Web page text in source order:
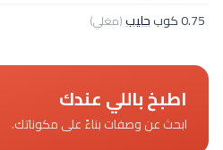
0.75 كوب
حليب(مغلي)
اطبخ باللي عندك
ابحث عن وصفات بناءً على مكوناتك.